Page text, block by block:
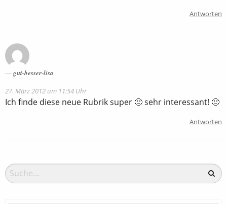
Antworten
gut-besser-lisa
27. März 2012 um 11:54 Uhr
Ich finde diese neue Rubrik super 🙂 sehr interessant! 🙂
Antworten